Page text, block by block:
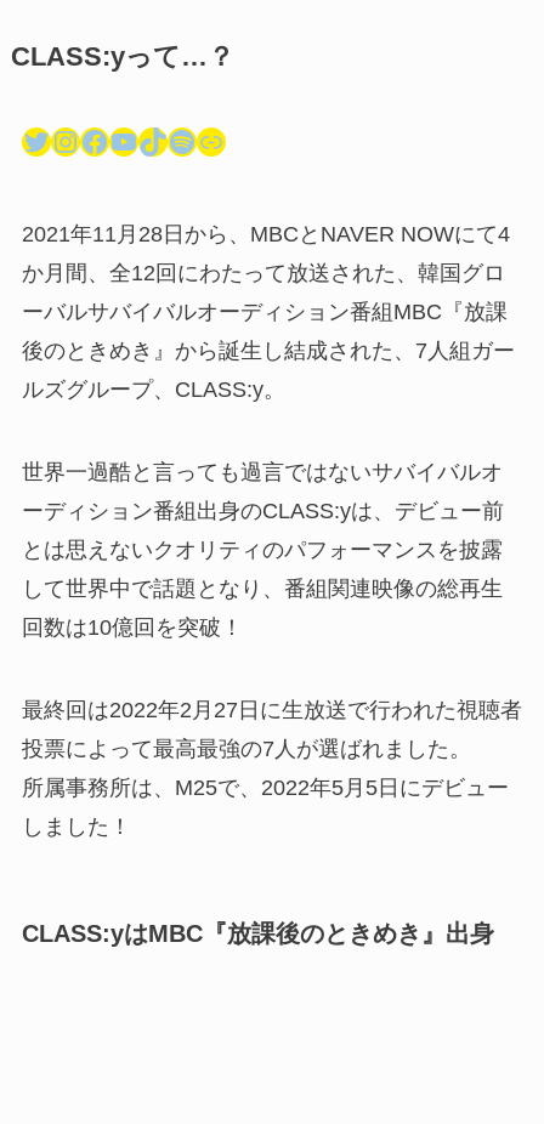
CLASS:yって…？
Twitter
Instagram
Facebook
YouTube
TikTok
Spotify
リンク
2021年11月28日から、MBCとNAVER NOWにて4
か月間、全12回にわたって放送された、韓国グロ
ーバルサバイバルオーディション番組MBC『放課
後のときめき』から誕生し結成された、7人組ガー
ルズグループ、CLASS:y。
世界一過酷と言っても過言ではないサバイバルオ
ーディション番組出身のCLASS:yは、デビュー前
とは思えないクオリティのパフォーマンスを披露
して世界中で話題となり、番組関連映像の総再生
回数は10億回を突破！
最終回は2022年2月27日に生放送で行われた視聴者
投票によって最高最強の7人が選ばれました。
所属事務所は、M25で、2022年5月5日にデビュー
しました！
CLASS:yはMBC『放課後のときめき』出身